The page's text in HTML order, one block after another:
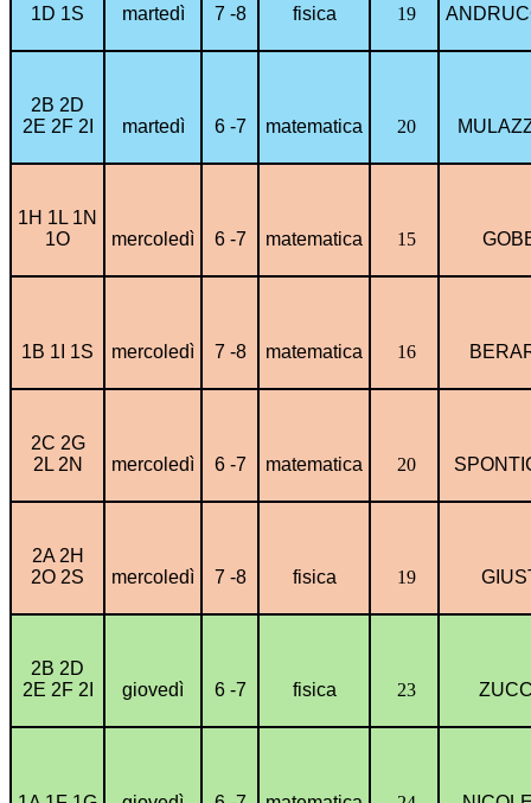
1D 1S
martedì 7 -8 fisica 19
2B 2D
2E 2F 2I
martedì 6 -7 matematica 20
1H 1L 1N
1O
mercoledì 6 -7 matematica 15
1B 1I 1S mercoledì 7 -8 matematica 16
2C 2G
2L 2N
mercoledì 6 -7 matematica 20
2A 2H
2O 2S
mercoledì 7 -8 fisica 19
2B 2D
2E 2F 2I
giovedì 6 -7 fisica 23